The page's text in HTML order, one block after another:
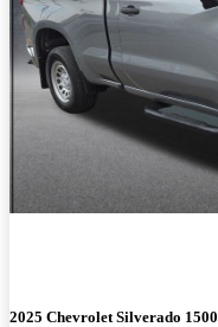
2025 Chevrolet Silverado 1500